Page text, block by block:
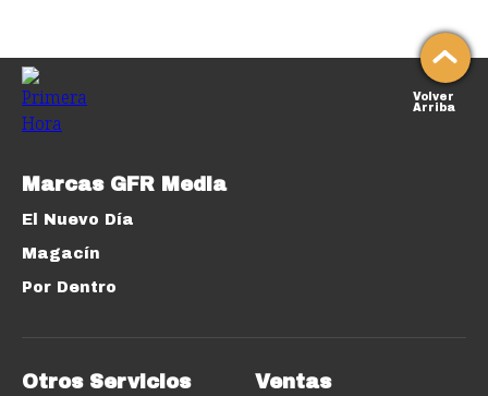
Volver
Arriba
Marcas GFR Media
El Nuevo Día
Magacín
Por Dentro
Otros Servicios Ventas